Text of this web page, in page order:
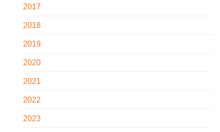
2017
2018
2019
2020
2021
2022
2023